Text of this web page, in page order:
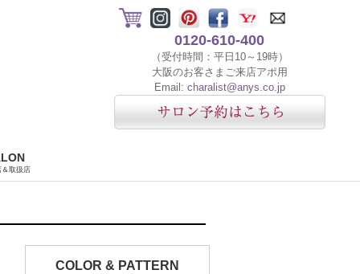
0120-610-400
（受付時間：平日10～19時）
大阪のお客さまご来店アポ用
Email: charalist@anys.co.jp
＆取扱店
COLOR & PATTERN